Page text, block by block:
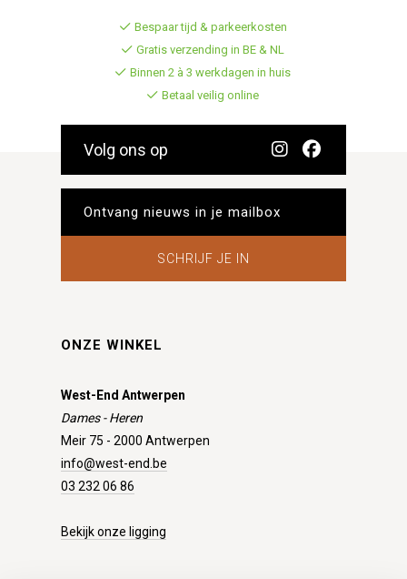
Bespaar tijd & parkeerkosten
Gratis verzending in BE & NL
Binnen 2 à 3 werkdagen in huis
Betaal veilig online
Volg ons op
SCHRIJF JE IN
ONZE WINKEL
West-End Antwerpen
Dames - Heren
Meir 75 - 2000 Antwerpen
info@west-end.be
03 232 06 86
Bekijk onze ligging